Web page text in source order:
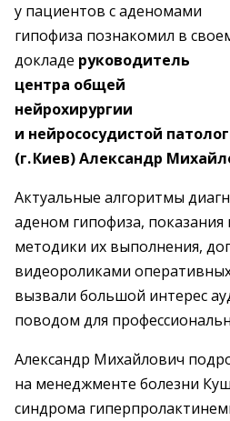
у пациентов с аденомами
гипофиза познакомил в
докладе руководитель
центра общей
нейрохирургии
и нейрососудистой
(г. Киев) Александр
Актуальные алгоритмы
аденом гипофиза, показания
методики их выполнения,
видеороликами
вызвали большой интерес
поводом для
Александр Михайлович
на менеджменте болезни
синдрома